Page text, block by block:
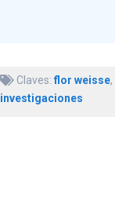
Claves:flor weisse,
investigaciones